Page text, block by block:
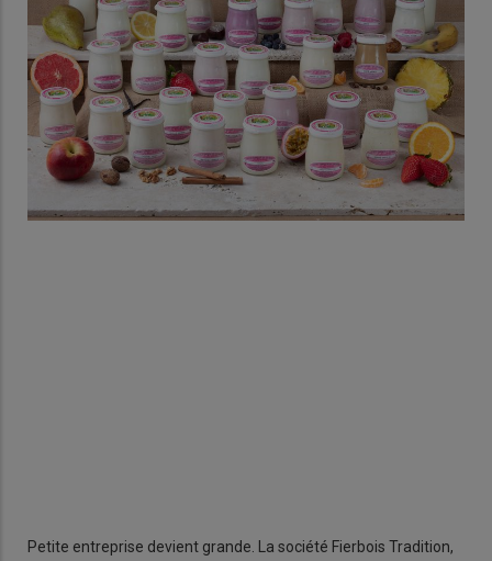
Petite entreprise devient grande. La société Fierbois Tradition,